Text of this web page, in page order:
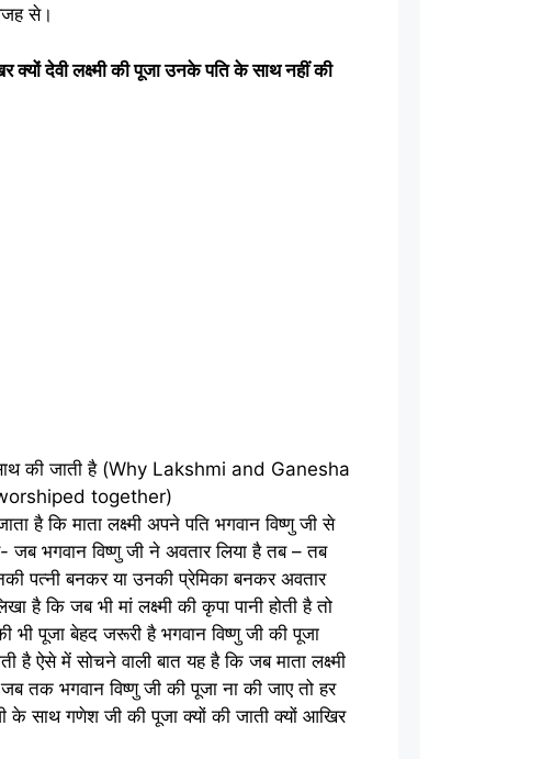
से।
देवी लक्ष्मी की पूजा उनके पति के साथ नहीं की
है कि माता लक्ष्मी अपने पति भगवान विष्णु जी से
भगवान विष्णु जी ने अवतार लिया है तब – तब
पत्नी बनकर या उनकी प्रेमिका बनकर अवतार
है कि जब भी मां लक्ष्मी की कृपा पानी होती है तो
भी पूजा बेहद जरूरी है भगवान विष्णु जी की पूजा
है ऐसे में सोचने वाली बात यह है कि जब माता लक्ष्मी
तक भगवान विष्णु जी की पूजा ना की जाए तो हर
जी के साथ गणेश जी की पूजा क्यों की जाती क्यों आखिर